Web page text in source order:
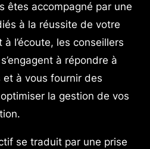
êtes accompagné par une
à la réussite de votre
l’écoute, les conseillers
à répondre à
à vous fournir des
la gestion de vos
se traduit par une prise